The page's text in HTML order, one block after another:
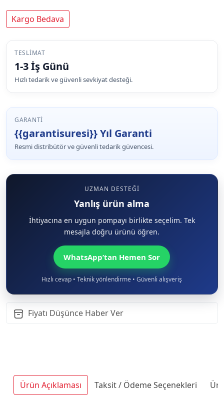
Kargo Bedava
TESLIMAT
1-3 İş Günü
Hızlı tedarik ve güvenli sevkiyat desteği.
GARANTI
{{garantisuresi}} Yıl Garanti
Resmi distribütör ve güvenli tedarik güvencesi.
UZMAN DESTEĞI
Yanlış ürün alma
İhtiyacına en uygun pompayı birlikte seçelim. Tek
mesajla doğru ürünü öğren.
WhatsApp’tan Hemen Sor
Hızlı cevap • Teknik yönlendirme • Güvenli alışveriş
Fiyatı Düşünce Haber Ver
Ürün Açıklaması Taksit / Ödeme Seçenekleri